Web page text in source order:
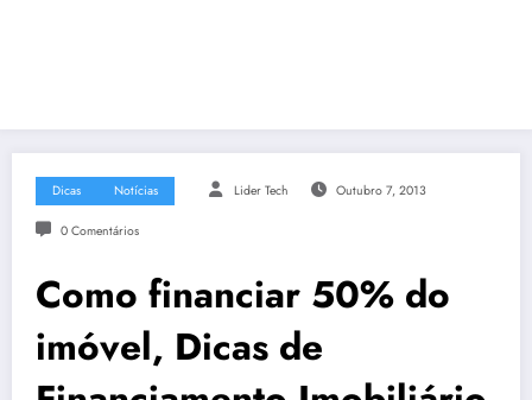
Dicas Notícias Lider Tech Outubro 7, 2013
0 Comentários
Como financiar 50% do
imóvel, Dicas de